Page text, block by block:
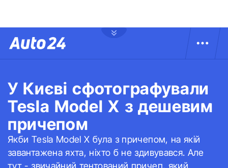
У Києві сфотографували
Tesla Model X з дешевим
причепом
Якби Tesla Model X була з причепом, на якій
завантажена яхта, ніхто б не здивувався. Але
тут - звичайний тентований причеп, який